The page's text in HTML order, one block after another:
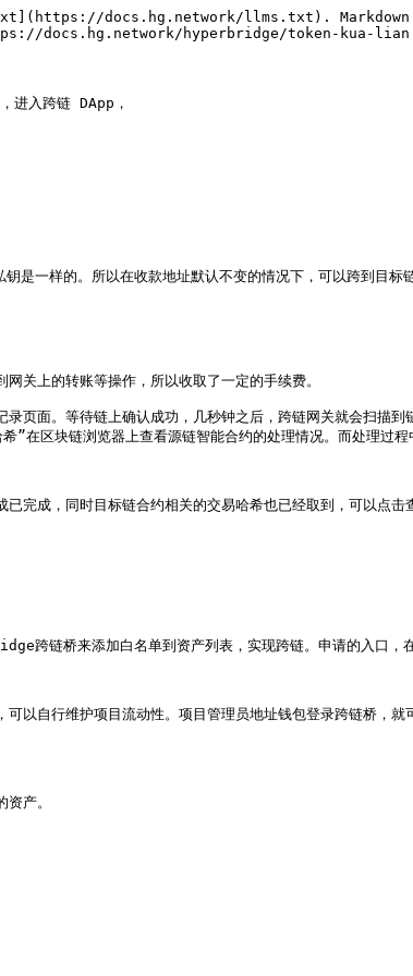
docs.hg.network/llms.txt).
docs.hg.network/hyperbridge/token-kua-
进入跨链 DApp，
是一样的。所以在收款地址默认不变的情况下，可以跨到目
关上的转账等操作，所以收取了一定的手续费。
页面。等待链上确认成功，几秒钟之后，跨链网关就会扫描
”在区块链浏览器上查看源链智能合约的处理情况。而处理过程
完成，同时目标链合约相关的交易哈希也已经取到，可以点击
跨链桥来添加白名单到资产列表，实现跨链。申请的入口，
以自行维护项目流动性。项目管理员地址钱包登录跨链桥，